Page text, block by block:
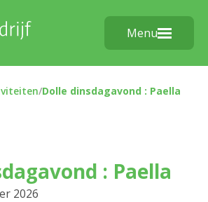
Menu
/Dolle dinsdagavond : Paella
: Paella
2026